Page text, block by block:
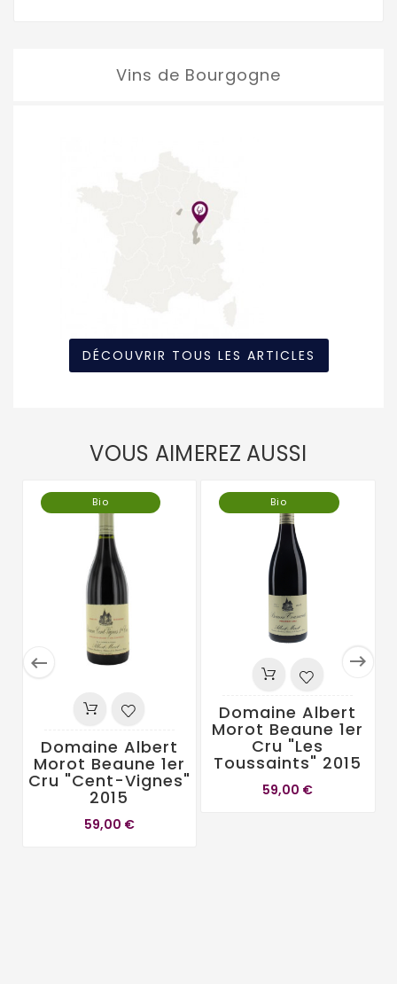
Vins de Bourgogne
DÉCOUVRIR TOUS LES ARTICLES
VOUS AIMEREZ AUSSI
 
Bio
Domaine Albert
Morot Beaune 1er
Cru "Cent-Vignes"
2015
59,00 €
Bio
Domaine Albert
Morot Beaune 1er
Cru "Les
Toussaints" 2015
59,00 €